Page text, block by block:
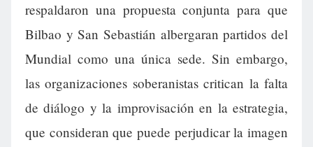
respaldaron una propuesta conjunta para que
Bilbao y San Sebastián albergaran partidos del
Mundial como una única sede. Sin embargo,
las organizaciones soberanistas critican la falta
de diálogo y la improvisación en la estrategia,
que consideran que puede perjudicar la imagen